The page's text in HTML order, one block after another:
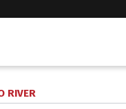
RIVER